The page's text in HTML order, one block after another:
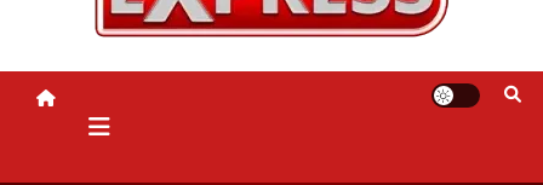
KARMABHUMI EXPRESS